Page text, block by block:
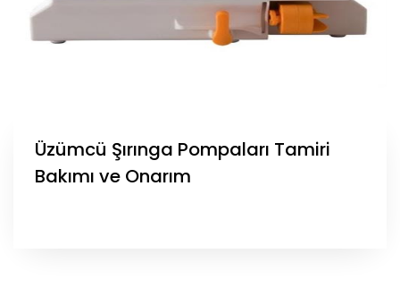
Üzümcü Şırınga Pompaları Tamiri
Bakımı ve Onarım